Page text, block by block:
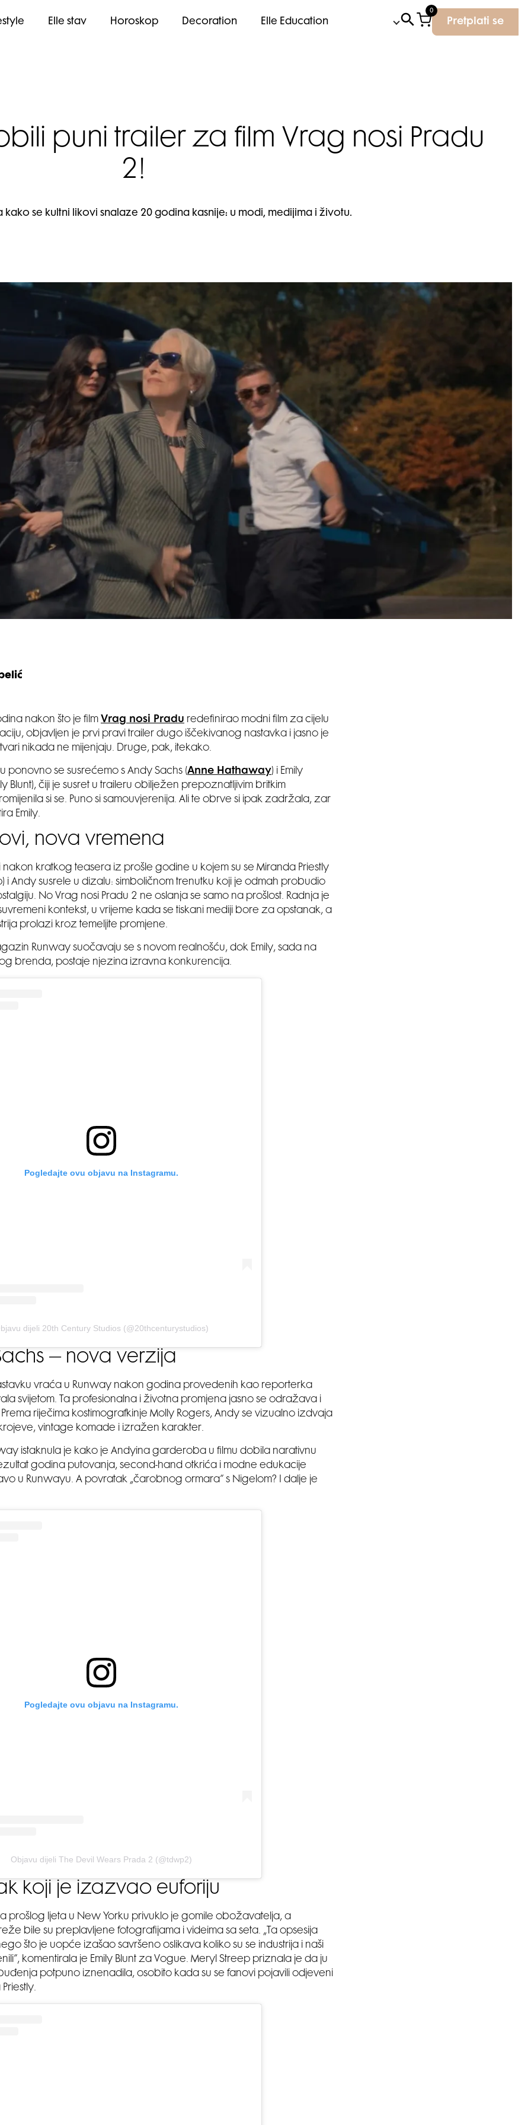
Elle stav Horoskop Decoration Elle Education
0
Pretplati se
puni trailer za film Vrag nosi Pradu
2!
se kultni likovi snalaze 20 godina kasnije: u modi, medijima i životu.
nakon što je film Vrag nosi Pradu redefinirao modni film za cijelu
objavljen je prvi pravi trailer dugo iščekivanog nastavka i jasno je
nikada ne mijenjaju. Druge, pak, itekako.
ponovno se susrećemo s Andy Sachs (Anne Hathaway) i Emily
Blunt), čiji je susret u traileru obilježen prepoznatljivim britkim
si se. Puno si samouvjerenija. Ali te obrve si ipak zadržala, zar
Emily.
nova vremena
nakon kratkog teasera iz prošle godine u kojem su se Miranda Priestly
i Andy susrele u dizalu: simboličnom trenutku koji je odmah probudio
No Vrag nosi Pradu 2 ne oslanja se samo na prošlost. Radnja je
kontekst, u vrijeme kada se tiskani mediji bore za opstanak, a
prolazi kroz temeljite promjene.
Runway suočavaju se s novom realnošću, dok Emily, sada na
brenda, postaje njezina izravna konkurencija.
Pogledajte ovu objavu na Instagramu.
dijeli 20th Century Studios (@20thcenturystudios)
– nova verzija
vraća u Runway nakon godina provedenih kao reporterka
svijetom. Ta profesionalna i životna promjena jasno se odražava i
Prema riječima kostimografkinje Molly Rogers, Andy se vizualno izdvaja
vintage komade i izražen karakter.
istaknula je kako je Andyina garderoba u filmu dobila narativnu
godina putovanja, second-hand otkrića i modne edukacije
u Runwayu. A povratak „čarobnog ormara” s Nigelom? I dalje je
Pogledajte ovu objavu na Instagramu.
Objavu dijeli The Devil Wears Prada 2 (@tdwp2)
koji je izazvao euforiju
prošlog ljeta u New Yorku privuklo je gomile obožavatelja, a
bile su preplavljene fotografijama i videima sa seta. „Ta opsesija
što je uopće izašao savršeno oslikava koliko su se industrija i naši
komentirala je Emily Blunt za Vogue. Meryl Streep priznala je da ju
potpuno iznenadila, osobito kada su se fanovi pojavili odjeveni